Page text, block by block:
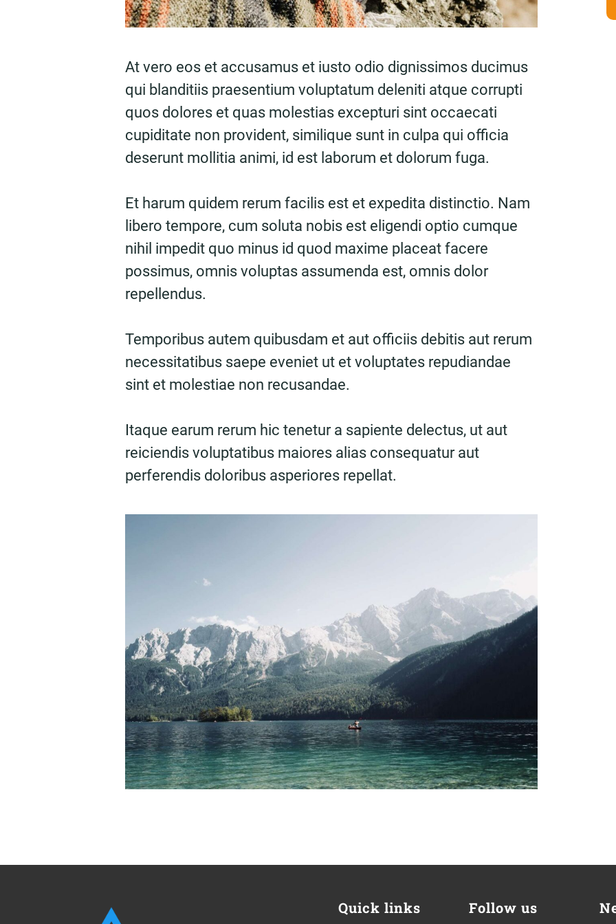
At vero eos et accusamus et iusto odio dignissimos ducimus
qui blanditiis praesentium voluptatum deleniti atque corrupti
quos dolores et quas molestias excepturi sint occaecati
cupiditate non provident, similique sunt in culpa qui officia
deserunt mollitia animi, id est laborum et dolorum fuga.
Et harum quidem rerum facilis est et expedita distinctio. Nam
libero tempore, cum soluta nobis est eligendi optio cumque
nihil impedit quo minus id quod maxime placeat facere
possimus, omnis voluptas assumenda est, omnis dolor
repellendus.
Temporibus autem quibusdam et aut officiis debitis aut rerum
necessitatibus saepe eveniet ut et voluptates repudiandae
sint et molestiae non recusandae.
Itaque earum rerum hic tenetur a sapiente delectus, ut aut
reiciendis voluptatibus maiores alias consequatur aut
perferendis doloribus asperiores repellat.
Quick links Follow us